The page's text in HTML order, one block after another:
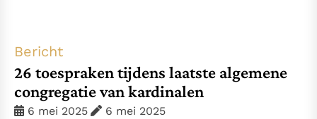
Thema’s
Denzinger
Nieuwsbrief
Gebruiksvoorwaarden
Bericht
26 toespraken tijdens laatste algemene
congregatie van kardinalen
6 mei 2025 6 mei 2025